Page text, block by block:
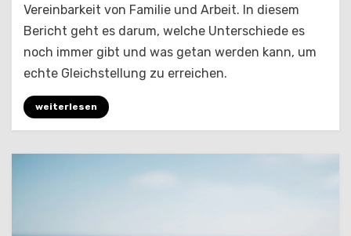
Vereinbarkeit von Familie und Arbeit. In diesem
Bericht geht es darum, welche Unterschiede es
noch immer gibt und was getan werden kann, um
echte Gleichstellung zu erreichen.
weiterlesen